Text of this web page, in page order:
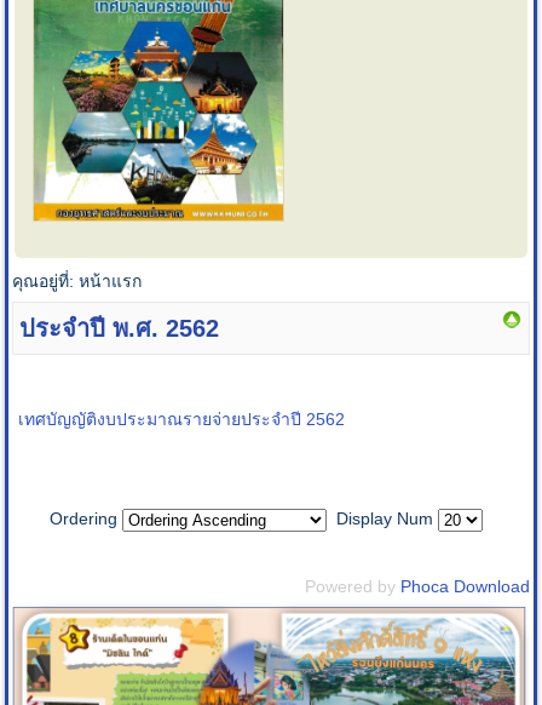
คุณอยู่ที่:หน้าแรก
ประจำปี พ.ศ. 2562
เทศบัญญัติงบประมาณรายจ่ายประจำปี 2562
Ordering Display Num
Powered by Phoca Download